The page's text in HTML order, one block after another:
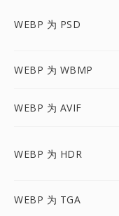
WEBP 为 PSD
WEBP 为 WBMP
WEBP 为 AVIF
WEBP 为 HDR
WEBP 为 TGA